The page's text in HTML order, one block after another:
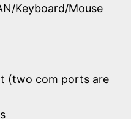
Keyboard/Mouse
(two com ports are